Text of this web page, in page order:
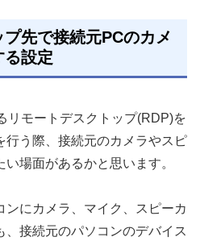
先で接続元PCのカメ
る設定
リモートデスクトップ(RDP)を
行う際、接続元のカメラやスピ
場面があるかと思います。
にカメラ、マイク、スピーカ
、接続元のパソコンのデバイス